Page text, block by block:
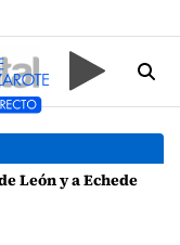
anomalías en contratos festivos